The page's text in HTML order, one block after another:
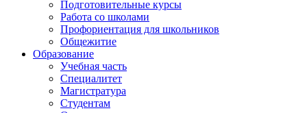
Подготовительные курсы
Работа со школами
Профориентация для школьников
Общежитие
Образование
Учебная часть
Специалитет
Магистратура
Студентам